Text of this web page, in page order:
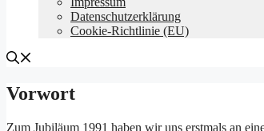
Datenschutz­erklärung
Cookie-Richtlinie (EU)
Vorwort
Zum Jubiläum 1991 haben wir uns erstmals an